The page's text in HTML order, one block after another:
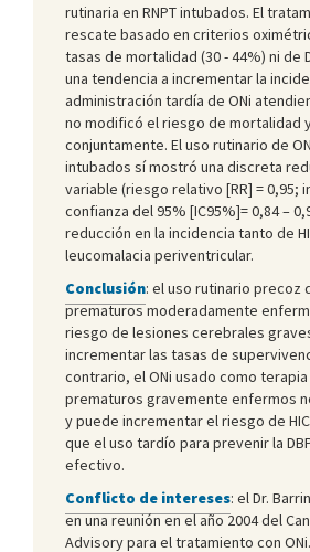
rutinaria en RNPT intubados. El
rescate basado en criterios
tasas de mortalidad (30 - 44%) ni de
una tendencia a incrementar la
administración tardía de ONi
no modificó el riesgo de mortalidad
conjuntamente. El uso rutinario de
intubados sí mostró una discreta
variable (riesgo relativo [RR] = 0,95;
confianza del 95% [IC95%]= 0,84 –
reducción en la incidencia tanto de
leucomalacia periventricular.
Conclusión: el uso rutinario precoz
prematuros moderadamente
riesgo de lesiones cerebrales
incrementar las tasas de
contrario, el ONi usado como
prematuros gravemente enfermos
y puede incrementar el riesgo de
que el uso tardío para prevenir la
efectivo.
Conflicto de intereses: el Dr.
en una reunión en el año 2004 del
Advisory para el tratamiento con ONi.